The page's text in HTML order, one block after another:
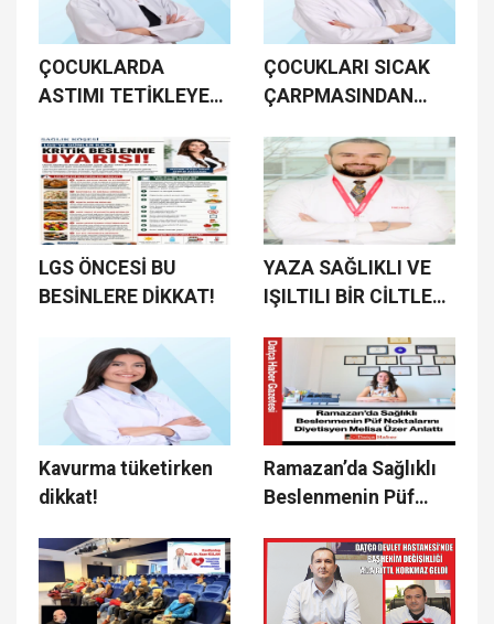
ÇOCUKLARDA
ASTIMI TETİKLEYEN
ÇOCUKLARI SICAK
ÇARPMASINDAN
ÖNERİ!
LGS ÖNCESİ BU
BESİNLERE DİKKAT!
YAZA SAĞLIKLI VE
IŞILTILI BİR CİLTLE
KURALI
Kavurma tüketirken
dikkat!
Ramazan’da Sağlıklı
Beslenmenin Püf
Diyetisyen Melisa
Üzer Anlattı